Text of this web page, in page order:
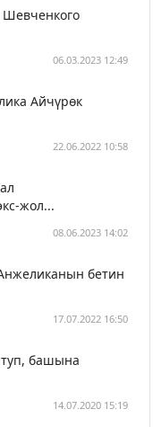
Шевченкого
06.03.2023 12:49
Айчүрөк
22.06.2022 10:58
жол...
08.06.2023 14:02
бетин
17.07.2022 16:50
башына
14.07.2020 15:19